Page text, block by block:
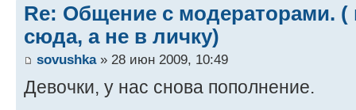
Re: Общение с модераторами.
сюда, а не в личку)
sovushka» 28 июн 2009, 10:49
Девочки, у нас снова пополнение.